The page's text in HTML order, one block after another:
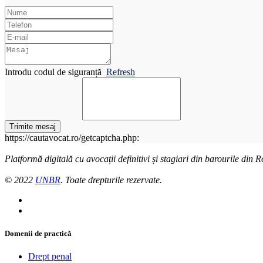
Introdu codul de siguranță Refresh
Trimite mesaj
https://cautavocat.ro/getcaptcha.php:
Platformă digitală cu avocații definitivi și stagiari din barourile din
© 2022 UNBR. Toate drepturile rezervate.
Domenii de practică
Drept penal